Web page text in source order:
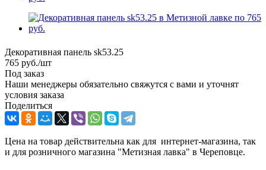
Декоративная панель sk53.25
765 руб./шт
Под заказ
Наши менеджеры обязательно свяжутся с вами и уточнят
условия заказа
Поделиться
Цена на товар действительна как для интернет-магазина, так
и для розничного магазина "Метизная лавка" в Череповце.